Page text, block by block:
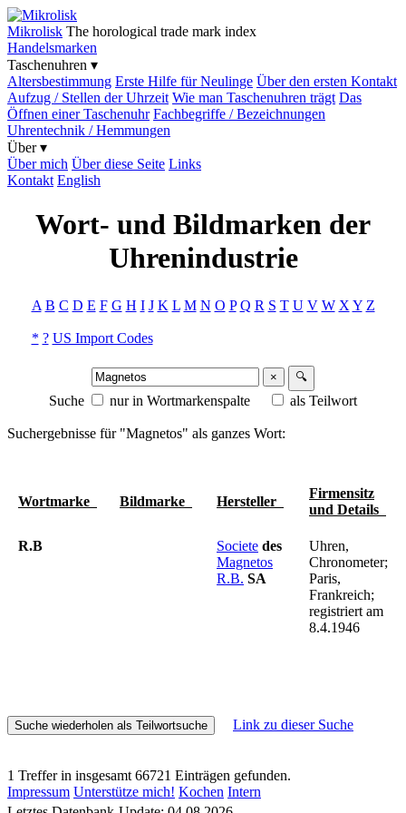
Mikrolisk The horological trade mark index
Handelsmarken
Taschenuhren ▾
Altersbestimmung Erste Hilfe für Neulinge Über den ersten Kontakt
Aufzug / Stellen der Uhrzeit Wie man Taschenuhren trägt Das
Öffnen einer Taschenuhr Fachbegriffe / Bezeichnungen
Uhrentechnik / Hemmungen
Über ▾
Über mich Über diese Seite Links
Kontakt English
Wort- und Bildmarken der
Uhrenindustrie
A B C D E F G H I J K L M N O P Q R S T U V W X Y Z
* ? US Import Codes
× 🔍
Suche nur in Wortmarkenspalte als Teilwort
Suchergebnisse für "Magnetos" als ganzes Wort:
Wortmarke Bildmarke Hersteller
Firmensitz
und Details
R.B Societe des
Magnetos
R.B. SA
Uhren,
Chronometer;
Paris,
Frankreich;
registriert am
8.4.1946
Link zu dieser Suche
1 Treffer in insgesamt 66721 Einträgen gefunden.
Impressum Unterstütze mich! Kochen Intern